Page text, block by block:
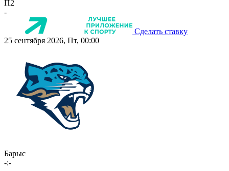
П2
-
Сделать ставку
25 сентября 2026, Пт, 00:00
Барыс
-:-